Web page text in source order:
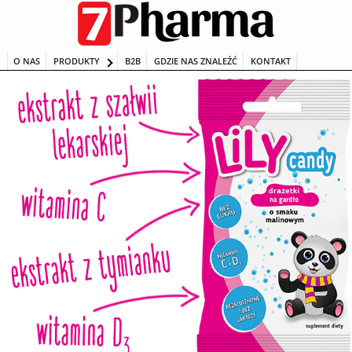
O NAS PRODUKTY B2B GDZIE NAS ZNALEŹĆ KONTAKT